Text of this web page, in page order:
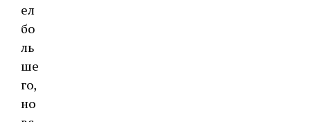
ел
бо
ль
ше
го,
но